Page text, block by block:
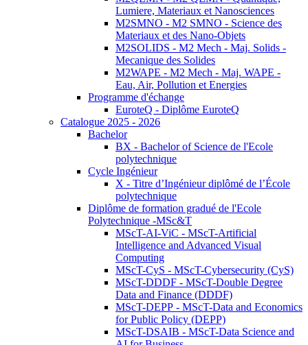
Lumiere, Materiaux et Nanosciences
M2SMNO - M2 SMNO - Science des
Materiaux et des Nano-Objets
M2SOLIDS - M2 Mech - Maj. Solids -
Mecanique des Solides
M2WAPE - M2 Mech - Maj. WAPE -
Eau, Air, Pollution et Energies
Programme d'échange
EuroteQ - Diplôme EuroteQ
Catalogue 2025 - 2026
Bachelor
BX - Bachelor of Science de l'Ecole
polytechnique
Cycle Ingénieur
X - Titre d’Ingénieur diplômé de l’École
polytechnique
Diplôme de formation gradué de l'Ecole
Polytechnique -MSc&T
MScT-AI-ViC - MScT-Artificial
Intelligence and Advanced Visual
Computing
MScT-CyS - MScT-Cybersecurity (CyS)
MScT-DDDF - MScT-Double Degree
Data and Finance (DDDF)
MScT-DEPP - MScT-Data and Economics
for Public Policy (DEPP)
MScT-DSAIB - MScT-Data Science and